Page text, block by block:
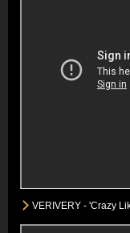
VERIVERY - 'Crazy